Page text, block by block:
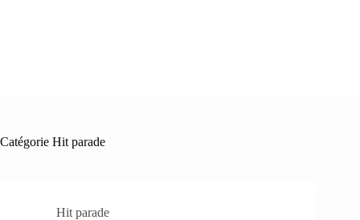
Catégorie Hit parade
Hit parade